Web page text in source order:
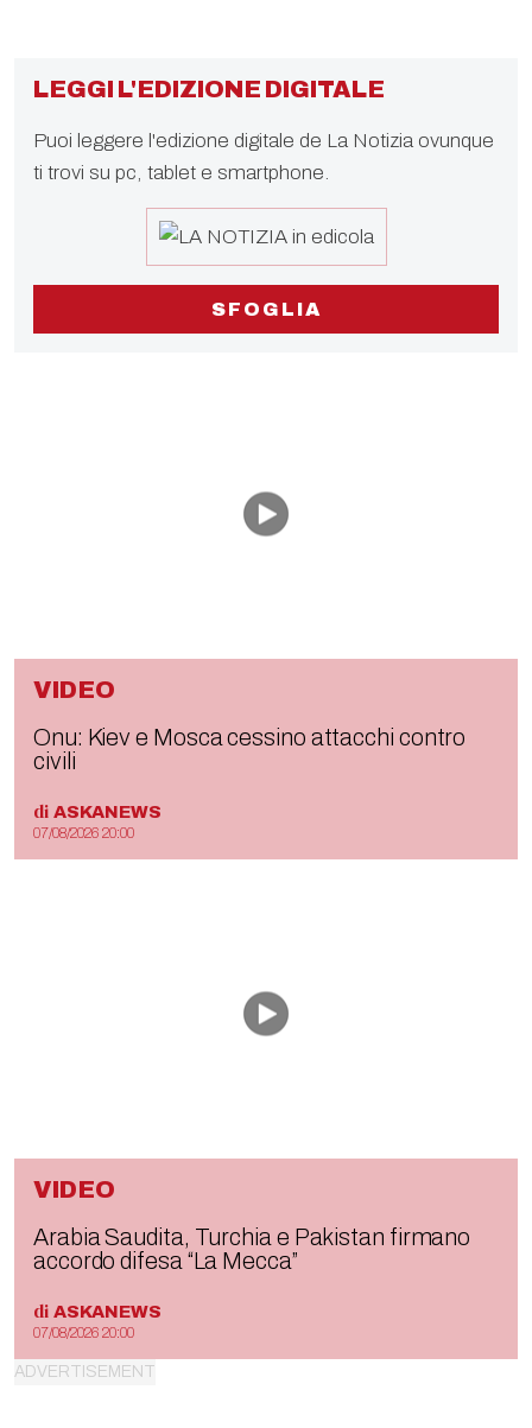
LEGGI L'EDIZIONE DIGITALE
Puoi leggere l'edizione digitale de La Notizia ovunque
ti trovi su pc, tablet e smartphone.
SFOGLIA
VIDEO
Onu: Kiev e Mosca cessino attacchi contro
civili
di ASKANEWS
07/08/2026 20:00
VIDEO
Arabia Saudita, Turchia e Pakistan firmano
accordo difesa “La Mecca”
di ASKANEWS
07/08/2026 20:00